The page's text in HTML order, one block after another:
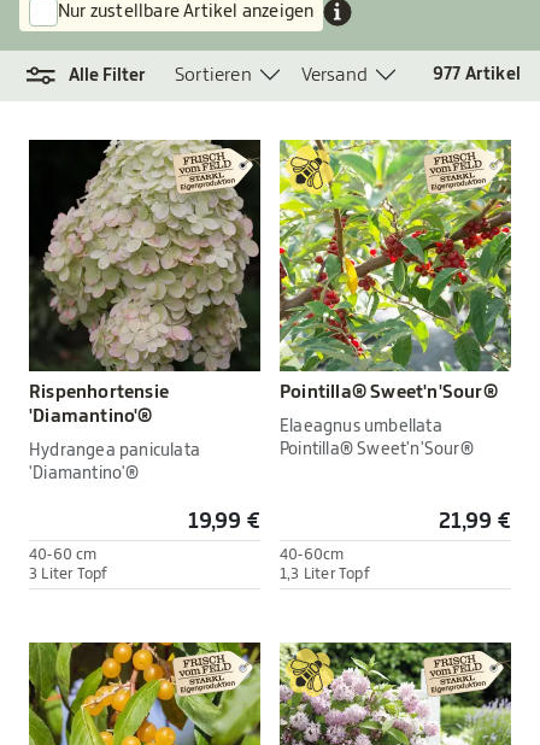
Nur zustellbare Artikel anzeigen
Alle Filter Sortieren Versand 977 Artikel
Rispenhortensie
'Diamantino'®
Hydrangea paniculata
'Diamantino'®
19,99 €
40-60 cm
3 Liter Topf
Pointilla® Sweet'n'Sour®
Elaeagnus umbellata
Pointilla® Sweet'n'Sour®
21,99 €
40-60cm
1,3 Liter Topf